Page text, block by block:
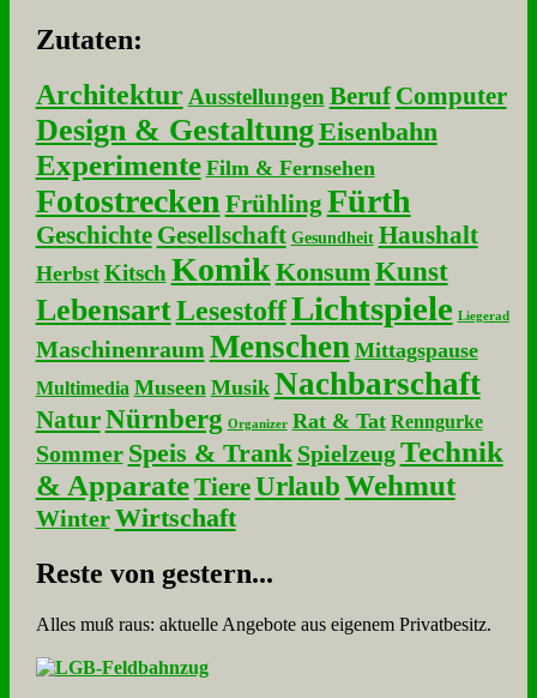
Zu­ta­ten:
Architektur Ausstellungen Beruf Computer
Design & GestaltungEisenbahn
Experimente Film & Fernsehen
Fotostrecken Frühling Fürth
Geschichte Gesellschaft Gesundheit Haushalt
Herbst Kitsch KomikKonsumKunst
LebensartLesestoffLichtspiele Liegerad
Maschinenraum Menschen Mittagspause
Multimedia Museen Musik Nachbarschaft
NaturNürnberg Organizer Rat & Tat Renngurke
Sommer Speis & Trank Spielzeug Technik
& Apparate Tiere UrlaubWehmut
Winter Wirtschaft
Re­ste von ge­stern...
Alles muß raus: aktuelle An­ge­bo­te aus eigenem Privatbesitz.